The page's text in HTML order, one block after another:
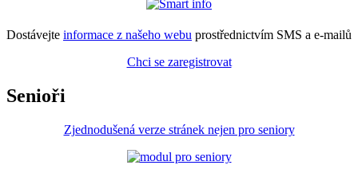
Dostávejte informace z našeho webu prostřednictvím SMS a e-mailů
Chci se zaregistrovat
Senioři
Zjednodušená verze stránek nejen pro seniory